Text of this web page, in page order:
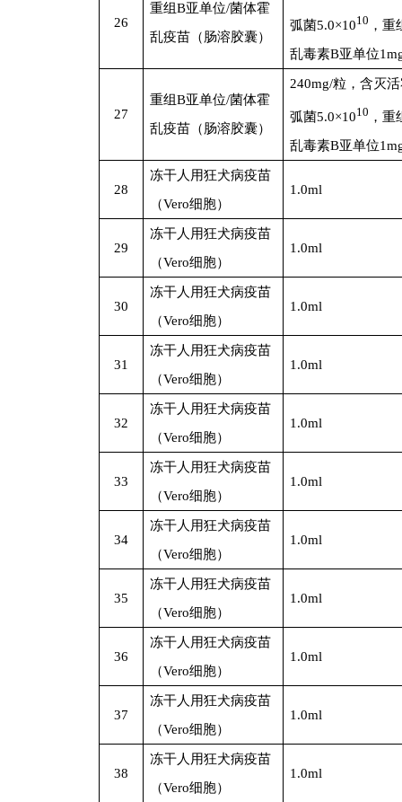
26
重组B亚单位/菌体霍
乱疫苗（肠溶胶囊）
弧菌5.0×1010 ，重
乱毒素B亚单位
27
重组B亚单位/菌体霍
乱疫苗（肠溶胶囊）
240mg/粒，含灭
弧菌5.0×1010 ，重
乱毒素B亚单位
28
冻干人用狂犬病疫苗
（Vero细胞）
1.0ml
29
冻干人用狂犬病疫苗
（Vero细胞）
1.0ml
30
冻干人用狂犬病疫苗
（Vero细胞）
1.0ml
31
冻干人用狂犬病疫苗
（Vero细胞）
1.0ml
32
冻干人用狂犬病疫苗
（Vero细胞）
1.0ml
33
冻干人用狂犬病疫苗
（Vero细胞）
1.0ml
34
冻干人用狂犬病疫苗
（Vero细胞）
1.0ml
35
冻干人用狂犬病疫苗
（Vero细胞）
1.0ml
36
冻干人用狂犬病疫苗
（Vero细胞）
1.0ml
37
冻干人用狂犬病疫苗
（Vero细胞）
1.0ml
38
冻干人用狂犬病疫苗
（Vero细胞）
1.0ml